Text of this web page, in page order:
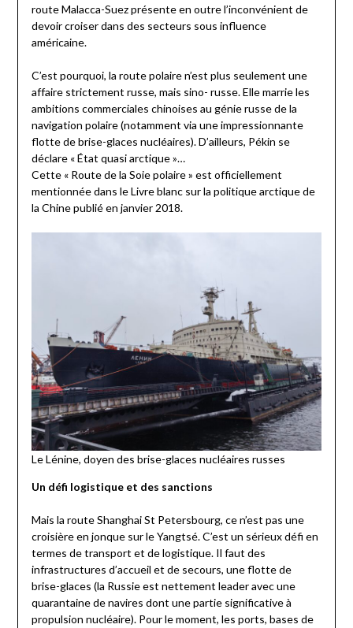
route Malacca-Suez présente en outre l’inconvénient de
devoir croiser dans des secteurs sous influence
américaine.
C’est pourquoi, la route polaire n’est plus seulement une
affaire strictement russe, mais sino- russe. Elle marrie les
ambitions commerciales chinoises au génie russe de la
navigation polaire (notamment via une impressionnante
flotte de brise-glaces nucléaires). D’ailleurs, Pékin se
déclare « État quasi arctique »…
Cette « Route de la Soie polaire » est officiellement
mentionnée dans le Livre blanc sur la politique arctique de
la Chine publié en janvier 2018.
Le Lénine, doyen des brise-glaces nucléaires russes
Un défi logistique et des sanctions
Mais la route Shanghai St Petersbourg, ce n’est pas une
croisière en jonque sur le Yangtsé. C’est un sérieux défi en
termes de transport et de logistique. Il faut des
infrastructures d’accueil et de secours, une flotte de
brise-glaces (la Russie est nettement leader avec une
quarantaine de navires dont une partie significative à
propulsion nucléaire). Pour le moment, les ports, bases de